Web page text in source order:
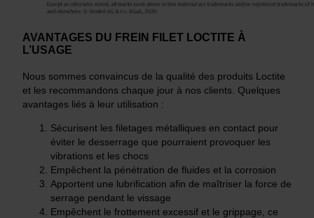
AVANTAGES DU FREIN FILET LOCTITE À
L’USAGE
Nous sommes convaincus de la qualité des produits Loctite
et les recommandons chaque jour à nos clients. Quelques
avantages liés à leur utilisation :
Sécurisent les filetages métalliques en contact pour
éviter le desserrage que pourraient provoquer les
vibrations et les chocs
Empêchent la pénétration de fluides et la corrosion
Apportent une lubrification afin de maîtriser la force de
serrage pendant le vissage
Empêchent le frottement excessif et le grippage, ce